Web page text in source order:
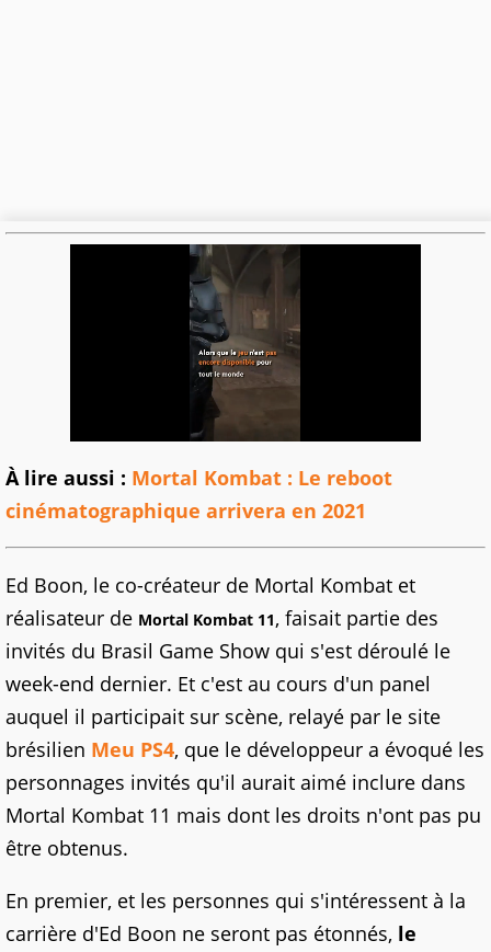
À lire aussi : Mortal Kombat : Le reboot
cinématographique arrivera en 2021
Ed Boon, le co-créateur de Mortal Kombat et
réalisateur de Mortal Kombat 11, faisait partie des
invités du Brasil Game Show qui s'est déroulé le
week-end dernier. Et c'est au cours d'un panel
auquel il participait sur scène, relayé par le site
brésilien Meu PS4, que le développeur a évoqué les
personnages invités qu'il aurait aimé inclure dans
Mortal Kombat 11 mais dont les droits n'ont pas pu
être obtenus.
En premier, et les personnes qui s'intéressent à la
carrière d'Ed Boon ne seront pas étonnés, le